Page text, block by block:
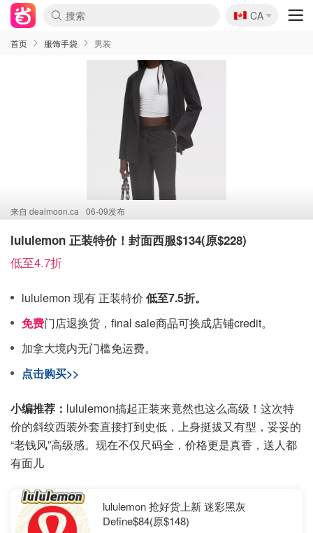
🇨🇦
CA
首页 服饰手袋 男装
来自 dealmoon.ca 06-09发布
lululemon 正装特价！封面西服$134(原$228)
低至4.7折
lululemon 现有 正装特价 低至7.5折。
免费门店退换货，final sale商品可换成店铺credit。
加拿大境内无门槛免运费。
点击购买>>
小编推荐： lululemon搞起正装来竟然也这么高级！这次特
价的斜纹西装外套直接打到史低，上身挺拔又有型，妥妥的
“老钱风”高级感。现在不仅尺码全，价格更是真香，送人都
有面儿
lululemon 抢好货上新 迷彩黑灰
Define$84(原$148)